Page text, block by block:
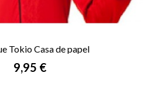
Tokio Casa de papel
Prix
9,95 €